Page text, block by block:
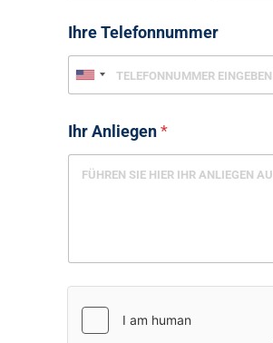
Ihre Telefonnummer
Ihr Anliegen*